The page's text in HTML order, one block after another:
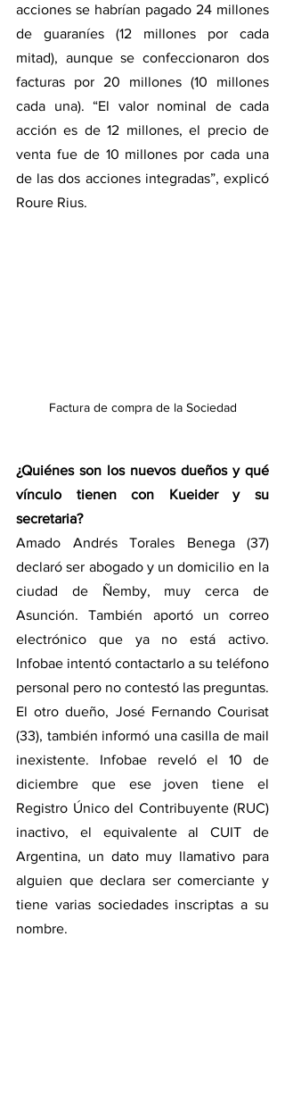
acciones se habrían pagado 24 millones
de guaraníes (12 millones por cada
mitad), aunque se confeccionaron dos
facturas por 20 millones (10 millones
cada una). “El valor nominal de cada
acción es de 12 millones, el precio de
venta fue de 10 millones por cada una
de las dos acciones integradas”, explicó
Roure Rius.
Factura de compra de la Sociedad
¿Quiénes son los nuevos dueños y qué
vínculo tienen con Kueider y su
secretaria?
Amado Andrés Torales Benega (37)
declaró ser abogado y un domicilio en la
ciudad de Ñemby, muy cerca de
Asunción. También aportó un correo
electrónico que ya no está activo.
Infobae intentó contactarlo a su teléfono
personal pero no contestó las preguntas.
El otro dueño, José Fernando Courisat
(33), también informó una casilla de mail
inexistente. Infobae reveló el 10 de
diciembre que ese joven tiene el
Registro Único del Contribuyente (RUC)
inactivo, el equivalente al CUIT de
Argentina, un dato muy llamativo para
alguien que declara ser comerciante y
tiene varias sociedades inscriptas a su
nombre.